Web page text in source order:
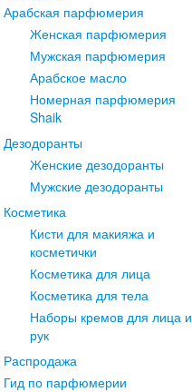
Арабская парфюмерия
Женская парфюмерия
Мужская парфюмерия
Арабское масло
Номерная парфюмерия
Shaik
Дезодоранты
Женские дезодоранты
Мужские дезодоранты
Косметика
Кисти для макияжа и
косметички
Косметика для лица
Косметика для тела
Наборы кремов для лица и
рук
Распродажа
Гид по парфюмерии